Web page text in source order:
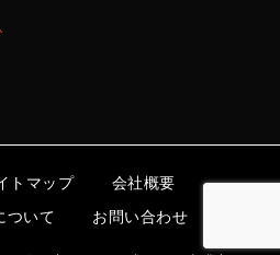
トマップ 会社概要
ついて お問い合わせ